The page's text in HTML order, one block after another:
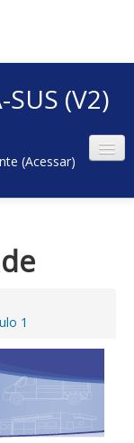
SUS (V2)
(Acessar)
1